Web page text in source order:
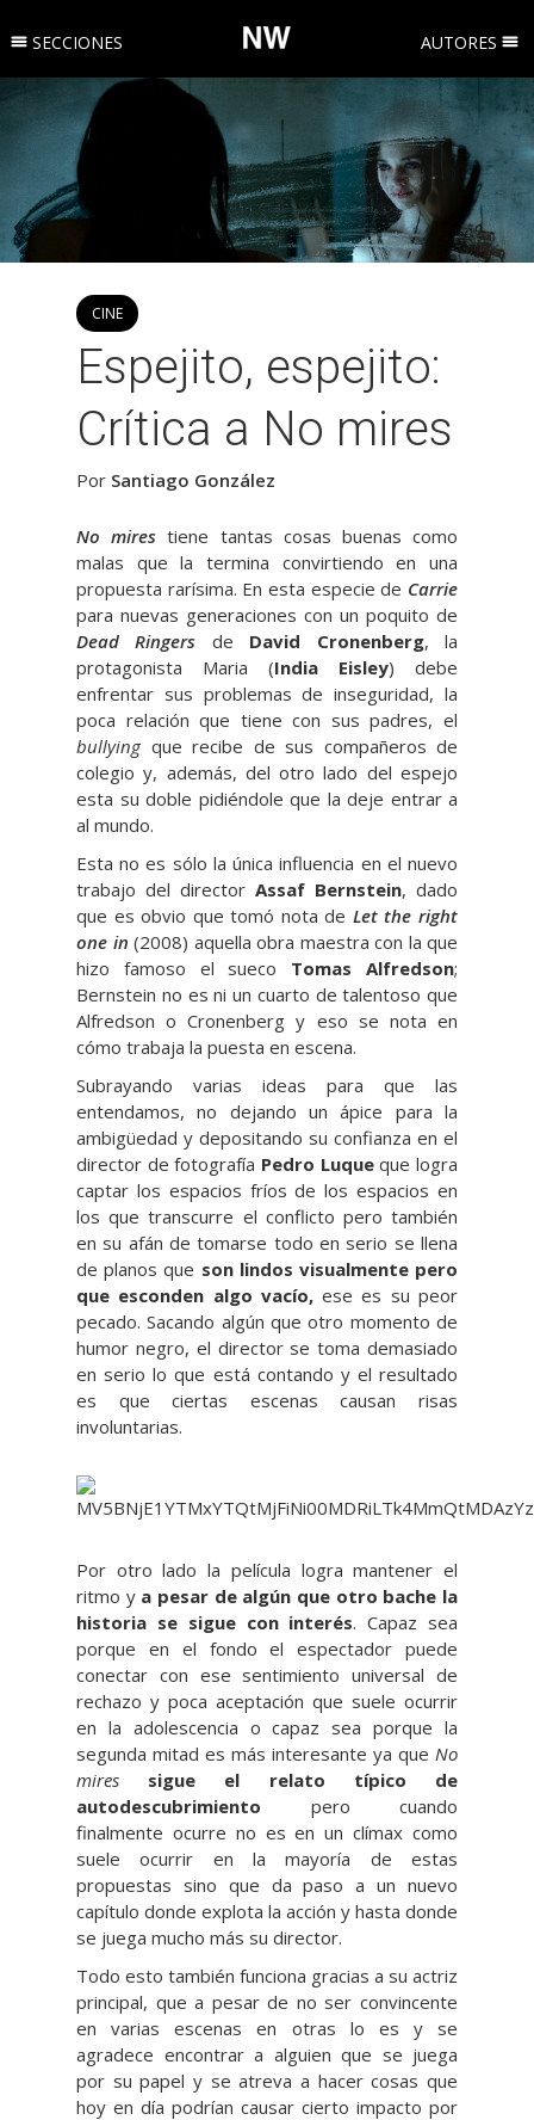
SECCIONES AUTORES
CINE
Espejito, espejito:
Crítica a No mires
Por Santiago González
No mires tiene tantas cosas buenas como
malas que la termina convirtiendo en una
propuesta rarísima. En esta especie de Carrie
para nuevas generaciones con un poquito de
Dead Ringers de David Cronenberg, la
protagonista Maria (India Eisley) debe
enfrentar sus problemas de inseguridad, la
poca relación que tiene con sus padres, el
bullyingque recibe de sus compañeros de
colegio y, además, del otro lado del espejo
esta su doble pidiéndole que la deje entrar a
al mundo.
Esta no es sólo la única influencia en el nuevo
trabajo del director Assaf Bernstein, dado
que es obvio que tomó nota de Let the right
one in (2008) aquella obra maestra con la que
hizo famoso el sueco Tomas Alfredson;
Bernstein no es ni un cuarto de talentoso que
Alfredson o Cronenberg y eso se nota en
cómo trabaja la puesta en escena.
Subrayando varias ideas para que las
entendamos, no dejando un ápice para la
ambigüedad y depositando su confianza en el
director de fotografía Pedro Luqueque logra
captar los espacios fríos de los espacios en
los que transcurre el conflicto pero también
en su afán de tomarse todo en serio se llena
de planos que son lindos visualmente pero
que esconden algo vacío,ese es su peor
pecado. Sacando algún que otro momento de
humor negro, el director se toma demasiado
en serio lo que está contando y el resultado
es que ciertas escenas causan risas
involuntarias.
Por otro lado la película logra mantener el
ritmo y a pesar de algún que otro bache la
historia se sigue con interés. Capaz sea
porque en el fondo el espectador puede
conectar con ese sentimiento universal de
rechazo y poca aceptación que suele ocurrir
en la adolescencia o capaz sea porque la
segunda mitad es más interesante ya que No
mires
sigue el relato típico de
autodescubrimiento pero cuando
finalmente ocurre no es en un clímax como
suele ocurrir en la mayoría de estas
propuestas sino que da paso a un nuevo
capítulo donde explota la acción y hasta donde
se juega mucho más su director.
Todo esto también funciona gracias a su actriz
principal, que a pesar de no ser convincente
en varias escenas en otras lo es y se
agradece encontrar a alguien que se juega
por su papel y se atreva a hacer cosas que
hoy en día podrían causar cierto impacto por